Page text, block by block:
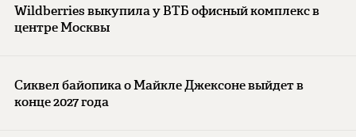
Wildberries выкупила у ВТБ офисный комплекс в
центре Москвы
Сиквел байопика о Майкле Джексоне выйдет в
конце 2027 года